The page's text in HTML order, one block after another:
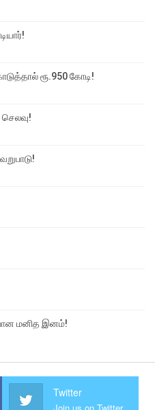
ரூ.950 கோடி!
மனித இனம்!
Twitter
Join us on Twitter